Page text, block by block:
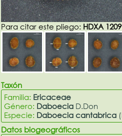
Para citar este pliego: HDXA
Taxón
Familia: Ericaceae
Género: Daboecia D.Don
Especie: Daboecia cantabrica
Datos biogeográficos